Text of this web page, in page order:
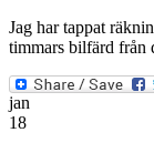
Jag har tappat
timmars bilfärd från
jan
18